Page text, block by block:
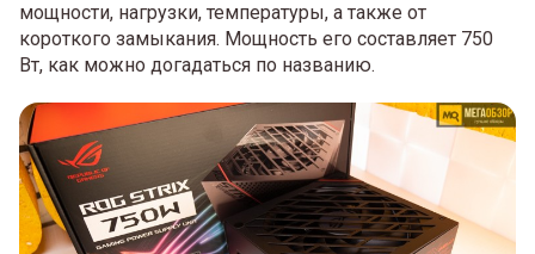
мощности, нагрузки, температуры, а также от
короткого замыкания. Мощность его составляет 750
Вт, как можно догадаться по названию.